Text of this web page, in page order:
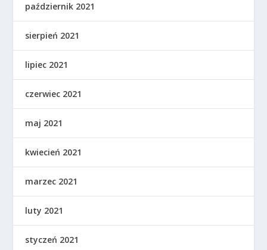
październik 2021
sierpień 2021
lipiec 2021
czerwiec 2021
maj 2021
kwiecień 2021
marzec 2021
luty 2021
styczeń 2021